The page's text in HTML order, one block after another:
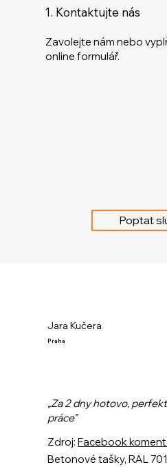
1. Kontaktujte nás
Zavolejte nám nebo
online formulář.
Poptat
Jara Kučera
Praha
„Za 2 dny hotovo,
práce"
Betonové tašky, RAL
Zdroj: Facebook